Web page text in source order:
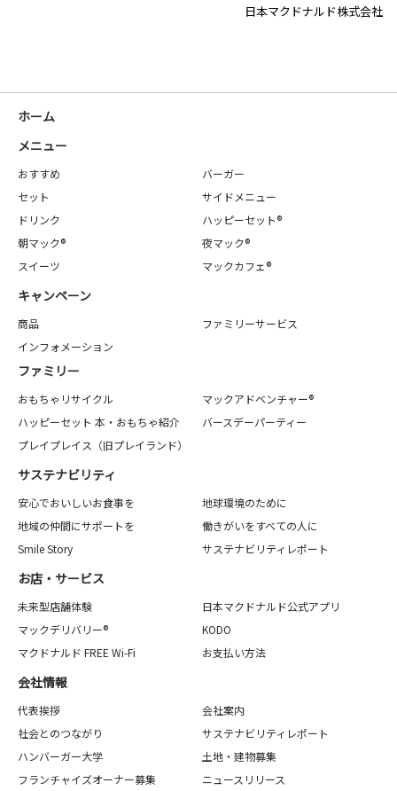
日本マクドナルド株式会社
ホーム
メニュー
おすすめ
バーガー
セット
サイドメニュー
ドリンク
ハッピーセット®
朝マック®
夜マック®
スイーツ
マックカフェ®
キャンペーン
商品
ファミリーサービス
インフォメーション
ファミリー
おもちゃリサイクル
マックアドベンチャー®
ハッピーセット 本・おもちゃ紹介
バースデーパーティー
プレイプレイス（旧プレイランド）
サステナビリティ
安心でおいしいお食事を
地球環境のために
地域の仲間にサポートを
働きがいをすべての人に
Smile Story
サステナビリティレポート
お店・サービス
未来型店舗体験
日本マクドナルド公式アプリ
マックデリバリー®
KODO
マクドナルド FREE Wi-Fi
お支払い方法
会社情報
代表挨拶
会社案内
社会とのつながり
サステナビリティレポート
ハンバーガー大学
土地・建物募集
フランチャイズオーナー募集
ニュースリリース